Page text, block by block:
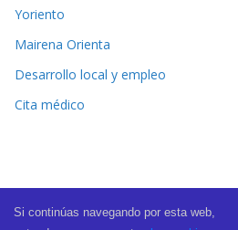
Yoriento
Mairena Orienta
Desarrollo local y empleo
Cita médico
Copyright © 2026 El Periódico de
Si continúas navegando por esta web,